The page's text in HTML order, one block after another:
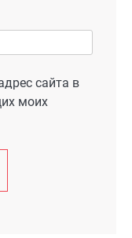
сайта в
моих